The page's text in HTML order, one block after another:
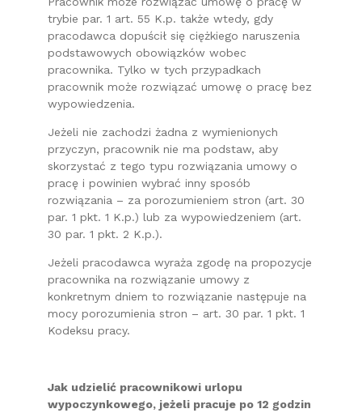
trybie par. 1 art. 55 K.p. także wtedy, gdy
pracodawca dopuścił się ciężkiego naruszenia
podstawowych obowiązków wobec
pracownika. Tylko w tych przypadkach
pracownik może rozwiązać umowę o pracę bez
wypowiedzenia.
Jeżeli nie zachodzi żadna z wymienionych
przyczyn, pracownik nie ma podstaw, aby
skorzystać z tego typu rozwiązania umowy o
pracę i powinien wybrać inny sposób
rozwiązania – za porozumieniem stron (art. 30
par. 1 pkt. 1 K.p.) lub za wypowiedzeniem (art.
30 par. 1 pkt. 2 K.p.).
Jeżeli pracodawca wyraża zgodę na propozycje
pracownika na rozwiązanie umowy z
konkretnym dniem to rozwiązanie następuje na
mocy porozumienia stron – art. 30 par. 1 pkt. 1
Kodeksu pracy.
Jak udzielić pracownikowi urlopu
wypoczynkowego, jeżeli pracuje po 12 godzin